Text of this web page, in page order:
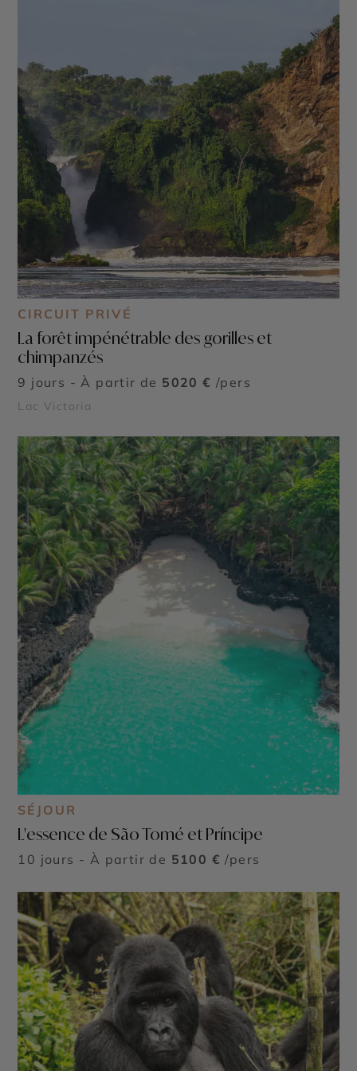
CIRCUIT PRIVÉ
La forêt impénétrable des gorilles et
chimpanzés
9 jours - À partir de 5020 € /pers
Lac Victoria
SÉJOUR
L'essence de São Tomé et Príncipe
10 jours - À partir de 5100 € /pers